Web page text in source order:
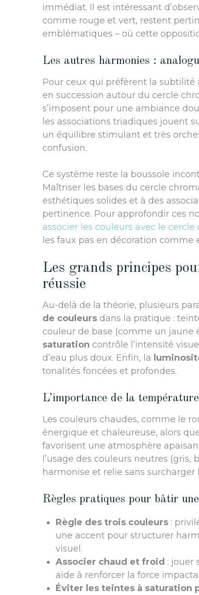
immédiat. Il est intéressant
comme rouge et vert, restent
emblématiques – où cette
Les autres harmonies :
Pour ceux qui préfèrent la subtilité
en succession autour du cercle
s’imposent pour une ambiance
les associations triadiques jouent
un équilibre stimulant et très
confusion.
Ce système reste la boussole
Maîtriser les bases du cercle
esthétiques solides et à des
pertinence. Pour approfondir ces
associer les couleurs avec le
les faux pas en décoration comme
Les grands principes
réussie
Au-delà de la théorie, plusieurs
de couleurs dans la pratique :
couleur de base (comme un jaune
saturation contrôle l’intensité
d’eau plus doux. Enfin, la
tonalités foncées et profondes.
L’importance de la
Les couleurs chaudes, comme le
énergique et chaleureuse, alors
favorisent une atmosphère
l’usage des couleurs neutres
harmonise et relie sans surcharger
Règles pratiques pour bâtir
Règle des trois couleurs :
une accent pour structurer
visuel.
Associer chaud et froid : jouer
aide à renforcer la force
Éviter les teintes à saturation